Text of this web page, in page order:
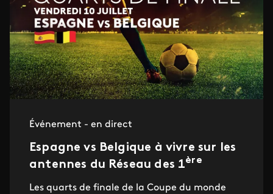
Événement - en direct
Espagne vs Belgique à vivre sur les
antennes du Réseau des 1ère
Les quarts de finale de la Coupe du monde